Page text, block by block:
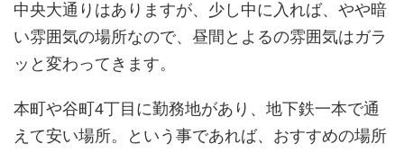
中央大通りはありますが、少し中に入れば、やや暗
い雰囲気の場所なので、昼間とよるの雰囲気はガラ
ッと変わってきます。
本町や谷町4丁目に勤務地があり、地下鉄一本で通
えて安い場所。という事であれば、おすすめの場所